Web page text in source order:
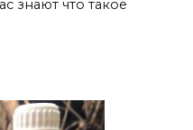
знают что такоe